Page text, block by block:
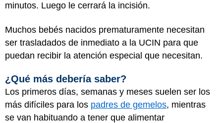
minutos. Luego le cerrará la incisión.
Muchos bebés nacidos prematuramente necesitan
ser trasladados de inmediato a la UCIN para que
puedan recibir la atención especial que necesitan.
¿Qué más debería saber?
Los primeros días, semanas y meses suelen ser los
más difíciles para los padres de gemelos, mientras
se van habituando a tener que alimentar